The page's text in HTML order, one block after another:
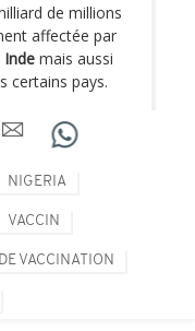
de millions
affectée par
mais aussi
certains pays.
NIGERIA
VACCIN
VACCINATION